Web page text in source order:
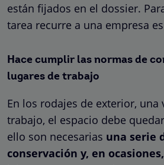
están fijados en el dossier.
tarea recurre a una empresa
Hace cumplir las normas de
lugares de trabajo
En los rodajes de exterior, una
trabajo, el espacio debe
ello son necesarias una serie
conservación y, en